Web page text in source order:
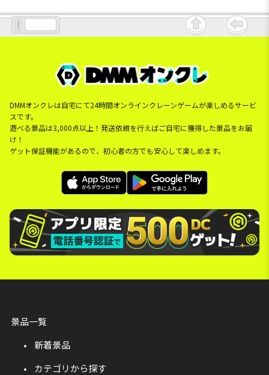
DMMオンクレは自宅にて24時間オンラインクレーンゲームが楽しめるサービ
スです。
遊べる景品は3,000点以上！発送依頼を行えばご自宅に獲得した景品をお届
け！
ゲット保証機能があるので、初心者の方でも安心して楽しめます。
景品一覧
新着景品
カテゴリから探す